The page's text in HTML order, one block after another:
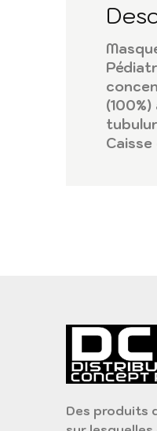
Des produits